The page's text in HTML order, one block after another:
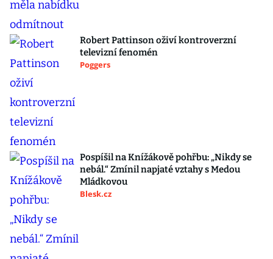
Robert Pattinson oživí kontroverzní
televizní fenomén
Poggers
Pospíšil na Knížákově pohřbu: „Nikdy se
nebál.“ Zmínil napjaté vztahy s Medou
Mládkovou
Blesk.cz